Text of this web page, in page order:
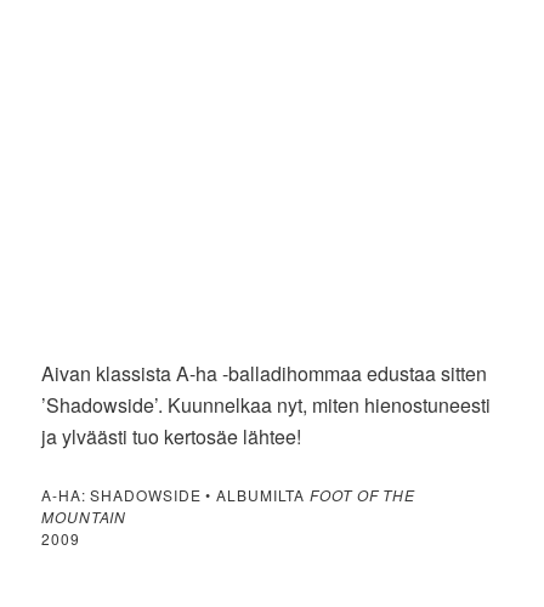
Aivan klassista A-ha -balladihommaa edustaa sitten
’Shadowside’. Kuunnelkaa nyt, miten hienostuneesti
ja ylväästi tuo kertosäe lähtee!
A-HA: SHADOWSIDE • ALBUMILTAFOOT OF THE
MOUNTAIN
2009